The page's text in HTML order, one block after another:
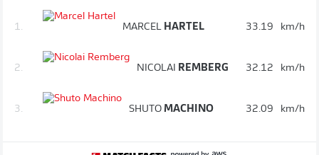
1. MARCEL HARTEL 33.19 km/h
2. NICOLAI REMBERG 32.12 km/h
3. SHUTO MACHINO 32.09 km/h